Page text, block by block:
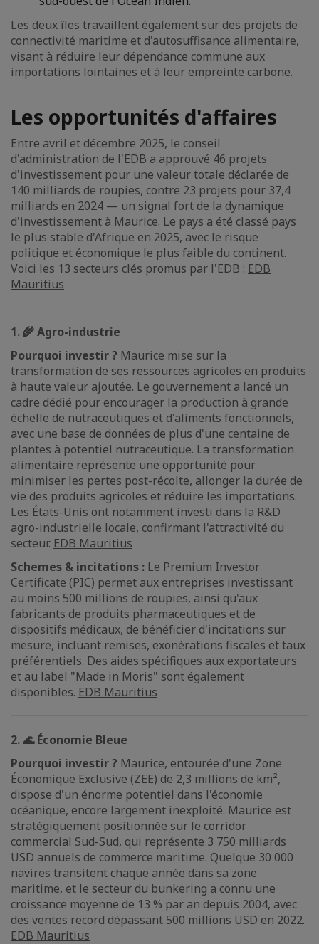
Les deux îles travaillent également sur des projets de
connectivité maritime et d'autosuffisance alimentaire,
visant à réduire leur dépendance commune aux
importations lointaines et à leur empreinte carbone.
Les opportunités d'affaires
Entre avril et décembre 2025, le conseil
d'administration de l'EDB a approuvé 46 projets
d'investissement pour une valeur totale déclarée de
140 milliards de roupies, contre 23 projets pour 37,4
milliards en 2024 — un signal fort de la dynamique
d'investissement à Maurice. Le pays a été classé pays
le plus stable d'Afrique en 2025, avec le risque
politique et économique le plus faible du continent.
Voici les 13 secteurs clés promus par l'EDB : EDB
Mauritius
1. 🌾 Agro-industrie
Pourquoi investir ? Maurice mise sur la
transformation de ses ressources agricoles en produits
à haute valeur ajoutée. Le gouvernement a lancé un
cadre dédié pour encourager la production à grande
échelle de nutraceutiques et d'aliments fonctionnels,
avec une base de données de plus d'une centaine de
plantes à potentiel nutraceutique. La transformation
alimentaire représente une opportunité pour
minimiser les pertes post-récolte, allonger la durée de
vie des produits agricoles et réduire les importations.
Les États-Unis ont notamment investi dans la R&D
agro-industrielle locale, confirmant l'attractivité du
secteur. EDB Mauritius
Schemes & incitations : Le Premium Investor
Certificate (PIC) permet aux entreprises investissant
au moins 500 millions de roupies, ainsi qu'aux
fabricants de produits pharmaceutiques et de
dispositifs médicaux, de bénéficier d'incitations sur
mesure, incluant remises, exonérations fiscales et taux
préférentiels. Des aides spécifiques aux exportateurs
et au label "Made in Moris" sont également
disponibles. EDB Mauritius
2. 🌊 Économie Bleue
Pourquoi investir ? Maurice, entourée d'une Zone
Économique Exclusive (ZEE) de 2,3 millions de km²,
dispose d'un énorme potentiel dans l'économie
océanique, encore largement inexploité. Maurice est
stratégiquement positionnée sur le corridor
commercial Sud-Sud, qui représente 3 750 milliards
USD annuels de commerce maritime. Quelque 30 000
navires transitent chaque année dans sa zone
maritime, et le secteur du bunkering a connu une
croissance moyenne de 13 % par an depuis 2004, avec
des ventes record dépassant 500 millions USD en 2022.
EDB Mauritius